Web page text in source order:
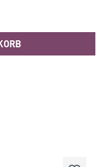
Materialien
erwarten.Material
6.2 cm Höhe:
10 Jahre